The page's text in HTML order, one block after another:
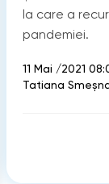
la care a
pandemiei.
11 Mai /2021
Tatiana